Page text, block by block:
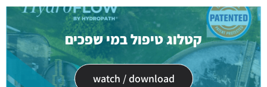
קטלוג טיפול במי שפכים
watch / download